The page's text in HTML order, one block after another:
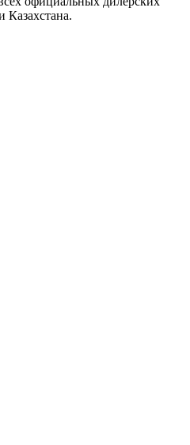
Казахстана.